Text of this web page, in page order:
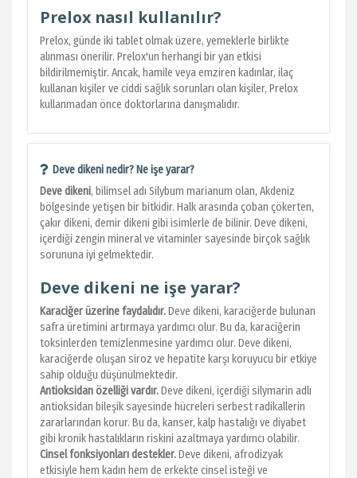
Prelox nasıl kullanılır?
Prelox, günde iki tablet olmak üzere, yemeklerle birlikte
alınması önerilir. Prelox'un herhangi bir yan etkisi
bildirilmemiştir. Ancak, hamile veya emziren kadınlar, ilaç
kullanan kişiler ve ciddi sağlık sorunları olan kişiler, Prelox
kullanmadan önce doktorlarına danışmalıdır.
Deve dikeni nedir? Ne işe yarar?
Deve dikeni, bilimsel adı Silybum marianum olan, Akdeniz
bölgesinde yetişen bir bitkidir. Halk arasında çoban çökerten,
çakır dikeni, demir dikeni gibi isimlerle de bilinir. Deve dikeni,
içerdiği zengin mineral ve vitaminler sayesinde birçok sağlık
sorununa iyi gelmektedir.
Deve dikeni ne işe yarar?
Karaciğer üzerine faydalıdır.Deve dikeni, karaciğerde bulunan
safra üretimini artırmaya yardımcı olur. Bu da, karaciğerin
toksinlerden temizlenmesine yardımcı olur. Deve dikeni,
karaciğerde oluşan siroz ve hepatite karşı koruyucu bir etkiye
sahip olduğu düşünülmektedir.
Antioksidan özelliği vardır.Deve dikeni, içerdiği silymarin adlı
antioksidan bileşik sayesinde hücreleri serbest radikallerin
zararlarından korur. Bu da, kanser, kalp hastalığı ve diyabet
gibi kronik hastalıkların riskini azaltmaya yardımcı olabilir.
Cinsel fonksiyonları destekler.Deve dikeni, afrodizyak
etkisiyle hem kadın hem de erkekte cinsel isteği ve